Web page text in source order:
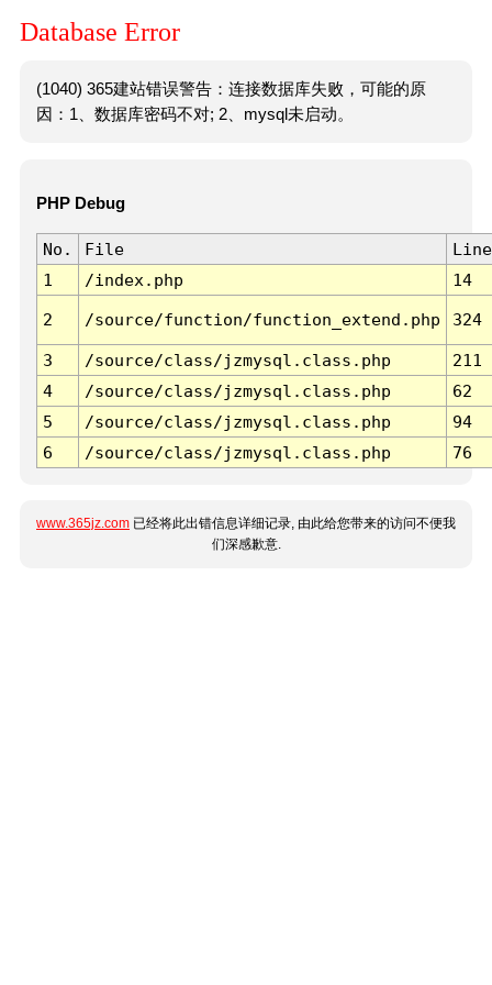
Database Error
(1040) 365建站错误警告：连接数据库失败，可能的原
因：1、数据库密码不对; 2、mysql未启动。
PHP Debug
No. File
Line
1
/index.php 14
2 /source/function/function_extend.php 324
3 /source/class/jzmysql.class.php
211
4
/source/class/jzmysql.class.php
62
5
/source/class/jzmysql.class.php
94
6
/source/class/jzmysql.class.php 76
www.365jz.com 已经将此出错信息详细记录, 由此给您带来的访问不便我
们深感歉意.